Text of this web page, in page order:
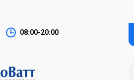
08:00-20:00